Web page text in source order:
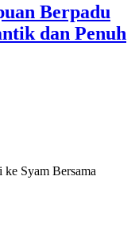
Berpadu
dan Penuh
Syam Bersama